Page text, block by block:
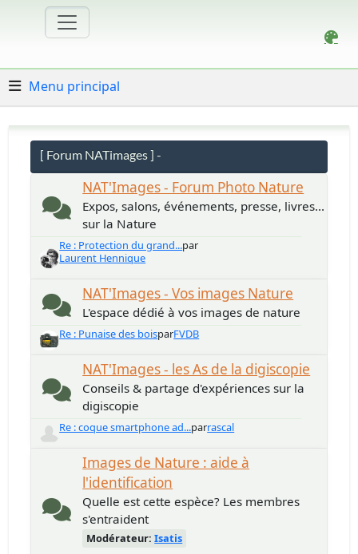
Menu principal
[ Forum NATimages ] -
NAT'Images - Forum Photo Nature
Expos, salons, événements, presse, livres...
sur la Nature
Re : Protection du grand...par
Laurent Hennique
NAT'Images - Vos images Nature
L'espace dédié à vos images de nature
Re : Punaise des boisparFVDB
NAT'Images - les As de la digiscopie
Conseils & partage d'expériences sur la
digiscopie
Re : coque smartphone ad...parrascal
Images de Nature : aide à
l'identification
Quelle est cette espèce? Les membres
s'entraident
Modérateur:Isatis